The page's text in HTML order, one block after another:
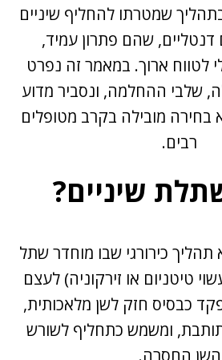
שמטרתו להחליף שיניים
שהם פתרון עמיד,
לטווח ארוך. במאמר זה נפרט
שלבי ההחלמה, ונסביר מדוע
בחירה מובילה בקרב מטופלים
רבים.
שיניים?
תהליך כירורגי שבו מוחדר שתל
טיטניום או זירקוניה) לעצם
כבסיס חזק לשן מלאכותית,
ומשמש כתחליף לשורש
השן החסרה.